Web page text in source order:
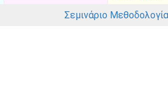
Σεμινάριο